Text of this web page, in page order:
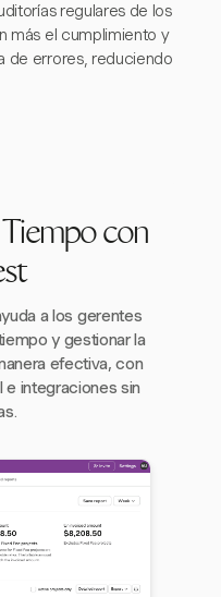
regulares de los
más el cumplimiento y
de errores, reduciendo
con
a los gerentes
y gestionar la
efectiva, con
e integraciones sin